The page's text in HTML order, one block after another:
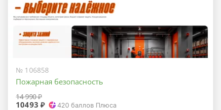
№ 106858
Пожарная безопасность
14 990 ₽
10493 ₽ 420 баллов Плюса